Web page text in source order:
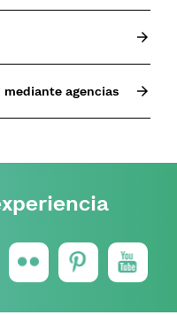
agencias